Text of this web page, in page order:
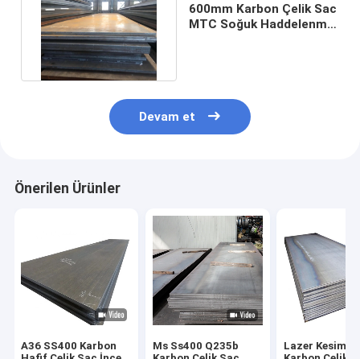
600mm Karbon Çelik Sac
MTC Soğuk Haddelenmiş
Devam et
Önerilen Ürünler
A36 SS400 Karbon
Ms Ss400 Q235b
Lazer Kesim